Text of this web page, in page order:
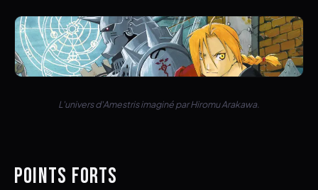
L'univers d'Amestris imaginé par Hiromu Arakawa.
POINTS FORTS